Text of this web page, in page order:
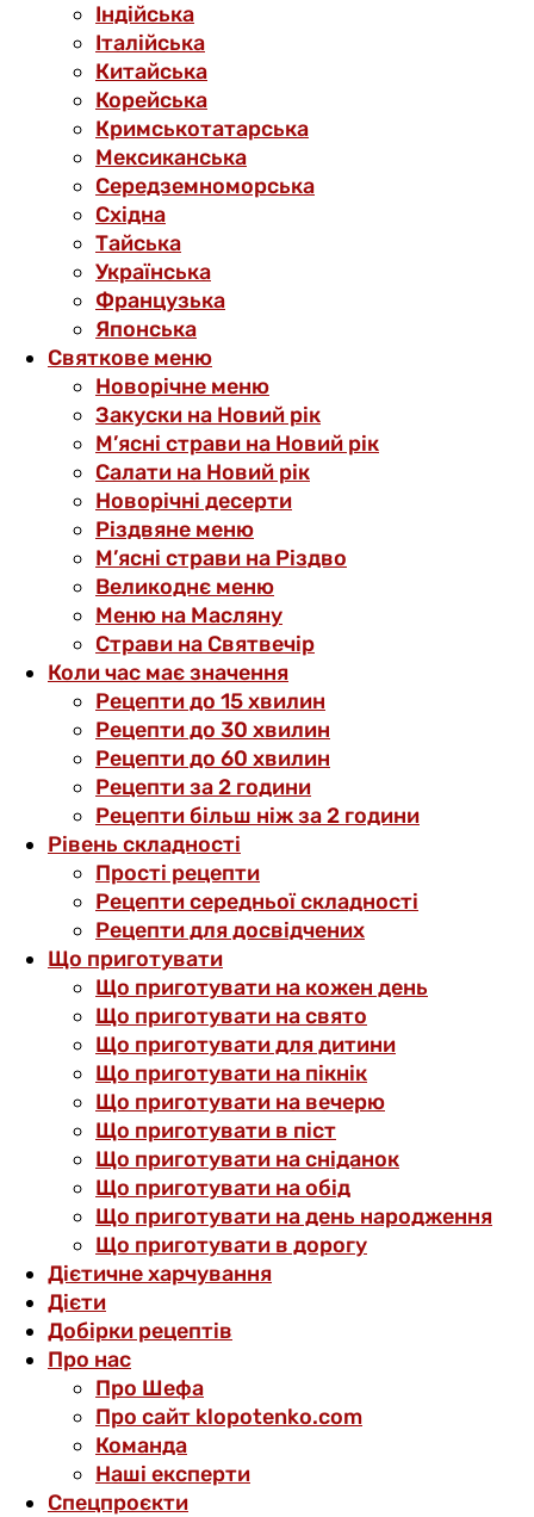
Індійська
Італійська
Китайська
Корейська
Кримськотатарська
Мексиканська
Середземноморська
Східна
Тайська
Українська
Французька
Японська
Святкове меню
Новорічне меню
Закуски на Новий рік
М’ясні страви на Новий рік
Салати на Новий рік
Новорічні десерти
Різдвяне меню
М’ясні страви на Різдво
Великоднє меню
Меню на Масляну
Страви на Святвечір
Коли час має значення
Рецепти до 15 хвилин
Рецепти до 30 хвилин
Рецепти до 60 хвилин
Рецепти за 2 години
Рецепти більш ніж за 2 години
Рівень складності
Прості рецепти
Рецепти середньої складності
Рецепти для досвідчених
Що приготувати
Що приготувати на кожен день
Що приготувати на свято
Що приготувати для дитини
Що приготувати на пікнік
Що приготувати на вечерю
Що приготувати в піст
Що приготувати на сніданок
Що приготувати на обід
Що приготувати на день народження
Що приготувати в дорогу
Дієтичне харчування
Дієти
Добірки рецептів
Про нас
Про Шефа
Про сайт klopotenko.com
Команда
Наші експерти
Спецпроєкти